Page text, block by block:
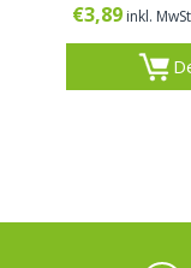
€3,89 inkl. MwSt